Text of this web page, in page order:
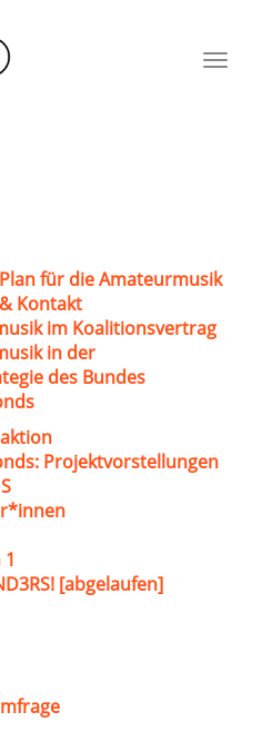
Toggle
für die Amateurmusik
Kontakt
im Koalitionsvertrag
in der
des Bundes
Projektvorstellungen
[abgelaufen]